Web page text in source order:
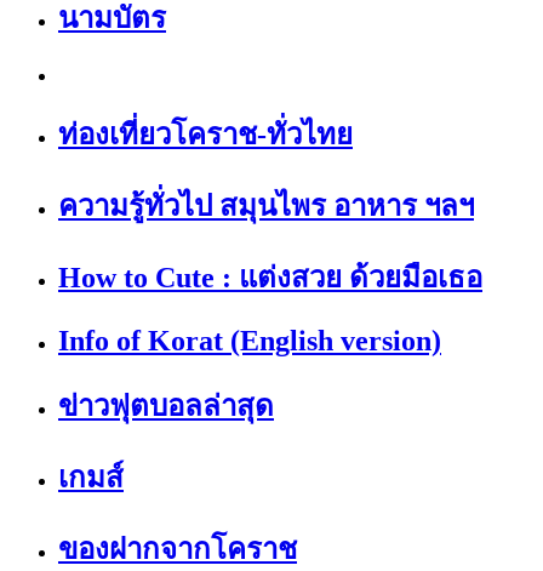
นามบัตร
ท่องเที่ยวโคราช-ทั่วไทย
ความรู้ทั่วไป สมุนไพร อาหาร ฯลฯ
How to Cute : แต่งสวย ด้วยมือเธอ
Info of Korat (English version)
ข่าวฟุตบอลล่าสุด
เกมส์
ของฝากจากโคราช